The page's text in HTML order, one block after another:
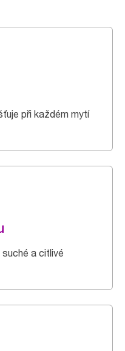
při každém mytí
a citlivé